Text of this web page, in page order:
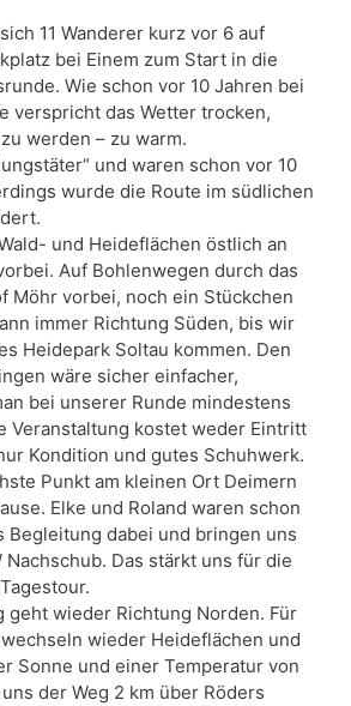
11 Wanderer kurz vor 6 auf
bei Einem zum Start in die
Wie schon vor 10 Jahren bei
verspricht das Wetter trocken,
werden – zu warm.
und waren schon vor 10
wurde die Route im südlichen
und Heideflächen östlich an
Auf Bohlenwegen durch das
Möhr vorbei, noch ein Stückchen
immer Richtung Süden, bis wir
Heidepark Soltau kommen. Den
wäre sicher einfacher,
bei unserer Runde mindestens
Veranstaltung kostet weder Eintritt
Kondition und gutes Schuhwerk.
Punkt am kleinen Ort Deimern
Elke und Roland waren schon
Begleitung dabei und bringen uns
Nachschub. Das stärkt uns für die
geht wieder Richtung Norden. Für
wieder Heideflächen und
Sonne und einer Temperatur von
der Weg 2 km über Röders